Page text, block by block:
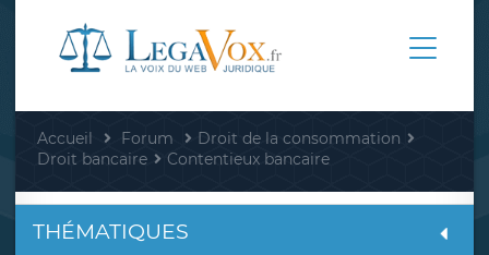
Accueil Forum
Droit de la consommation
Droit bancaire
Contentieux bancaire
THÉMATIQUES